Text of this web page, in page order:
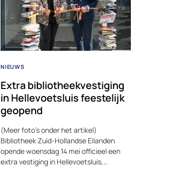
NIEUWS
Extra bibliotheekvestiging
in Hellevoetsluis feestelijk
geopend
(Meer foto’s onder het artikel)
Bibliotheek Zuid-Hollandse Eilanden
opende woensdag 14 mei officieel een
extra vestiging in Hellevoetsluis,…